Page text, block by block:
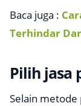
Baca juga :
Terhindar
Pilih jasa
Selain metode